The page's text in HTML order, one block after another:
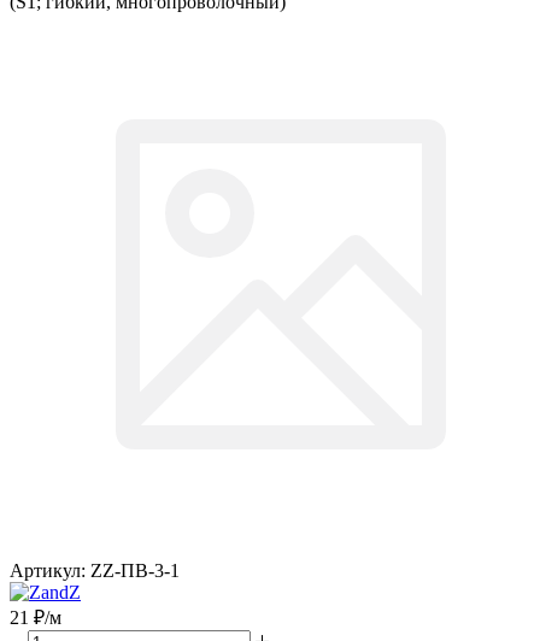
Артикул: ZZ-ПВ-3-1
21 ₽/м